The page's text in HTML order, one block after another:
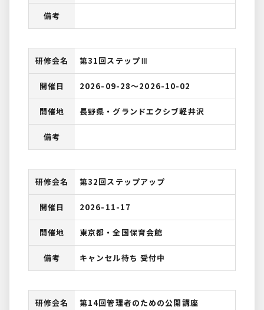
備考
研修会名 第31回ステップⅢ
開催日 2026-09-28〜2026-10-02
開催地 長野県・グランドエクシブ軽井沢
備考
研修会名 第32回ステップアップ
開催日 2026-11-17
開催地 東京都・全国保育会館
備考 キャンセル待ち 受付中
研修会名 第14回管理者のための公開講座